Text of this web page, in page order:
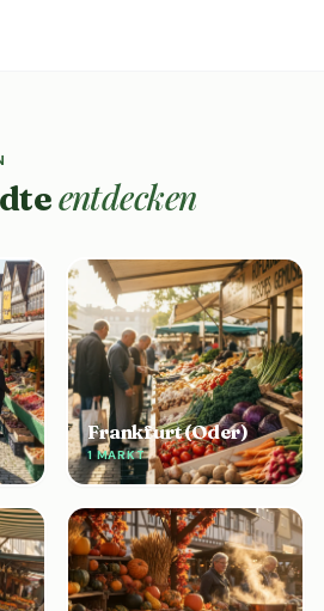
entdecken
Frankfurt (Oder)
1 MARKT